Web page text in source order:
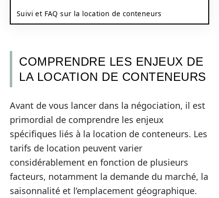
Suivi et FAQ sur la location de conteneurs
COMPRENDRE LES ENJEUX DE
LA LOCATION DE CONTENEURS
Avant de vous lancer dans la négociation, il est
primordial de comprendre les enjeux
spécifiques liés à la location de conteneurs. Les
tarifs de location peuvent varier
considérablement en fonction de plusieurs
facteurs, notamment la demande du marché, la
saisonnalité et l’emplacement géographique.